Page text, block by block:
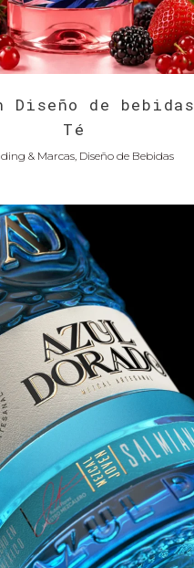
Diseño de bebidas
Té
& Marcas, Diseño de Bebidas